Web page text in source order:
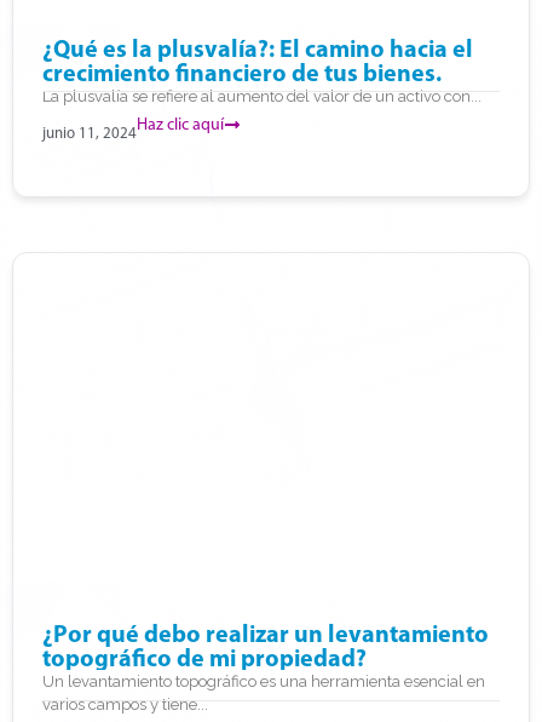
¿Qué es la plusvalía?: El camino hacia el
crecimiento financiero de tus bienes.
La plusvalía se refiere al aumento del valor de un activo con...
junio 11, 2024Haz clic aquí
¿Por qué debo realizar un levantamiento
topográfico de mi propiedad?
Un levantamiento topográfico es una herramienta esencial en
varios campos y tiene...